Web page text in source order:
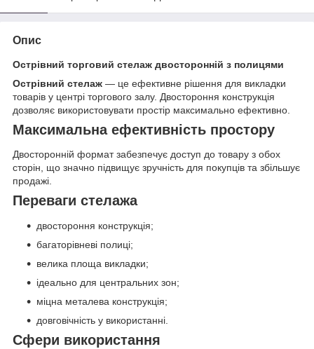
Опис
Острівний торговий стелаж двосторонній з полицями
Острівний стелаж — це ефективне рішення для викладки
товарів у центрі торгового залу. Двостороння конструкція
дозволяє використовувати простір максимально ефективно.
Максимальна ефективність простору
Двосторонній формат забезпечує доступ до товару з обох
сторін, що значно підвищує зручність для покупців та збільшує
продажі.
Переваги стелажа
двостороння конструкція;
багаторівневі полиці;
велика площа викладки;
ідеально для центральних зон;
міцна металева конструкція;
довговічність у використанні.
Сфери використання